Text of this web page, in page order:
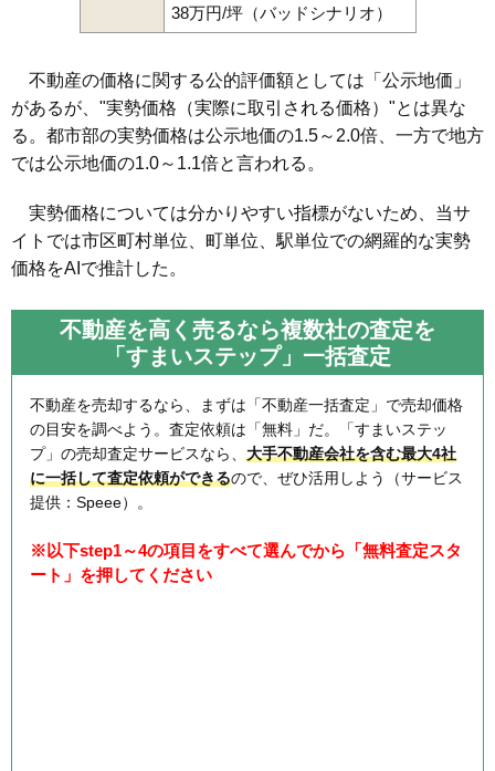
38万円/坪（バッドシナリオ）
不動産の価格に関する公的評価額としては「公示地価」
があるが、"実勢価格（実際に取引される価格）"とは異な
る。都市部の実勢価格は公示地価の1.5～2.0倍、一方で地方
では公示地価の1.0～1.1倍と言われる。
実勢価格については分かりやすい指標がないため、当サ
イトでは市区町村単位、町単位、駅単位での網羅的な実勢
価格をAIで推計した。
不動産を高く売るなら複数社の査定を
「すまいステップ」一括査定
不動産を売却するなら、まずは「不動産一括査定」で売却価格
の目安を調べよう。査定依頼は「無料」だ。「すまいステッ
プ」の売却査定サービスなら、 大手不動産会社を含む最大4社
に一括して査定依頼ができるので、ぜひ活用しよう（サービス
提供：Speee）。
※以下step1～4の項目をすべて選んでから「無料査定スタ
ート」を押してください